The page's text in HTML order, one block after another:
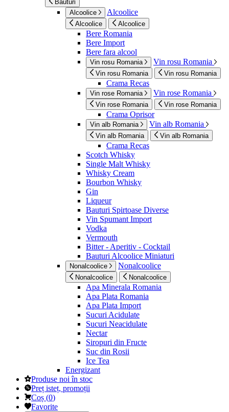
Bauturi
Alcoolice
Alcoolice
Alcoolice Alcoolice
Bere Romania
Bere Import
Bere fara alcool
Vin rosu Romania Vin rosu Romania
Vin rosu Romania Vin rosu Romania
Crama Recas
Vin rose Romania Vin rose Romania
Vin rose Romania Vin rose Romania
Crama Oprisor
Vin alb Romania Vin alb Romania
Vin alb Romania Vin alb Romania
Crama Recas
Scotch Whisky
Single Malt Whisky
Whisky Cream
Bourbon Whisky
Gin
Liqueur
Bauturi Spirtoase Diverse
Vin Spumant Import
Vodka
Vermouth
Bitter - Aperitiv - Cocktail
Bauturi Alcoolice Miniaturi
Nonalcoolice Nonalcoolice
Nonalcoolice Nonalcoolice
Apa Minerala Romania
Apa Plata Romania
Apa Plata Import
Sucuri Acidulate
Sucuri Neacidulate
Nectar
Siropuri din Fructe
Suc din Rosii
Ice Tea
Energizant
Produse noi în stoc
Preț isteț, promoții
Coș (0)
Favorite